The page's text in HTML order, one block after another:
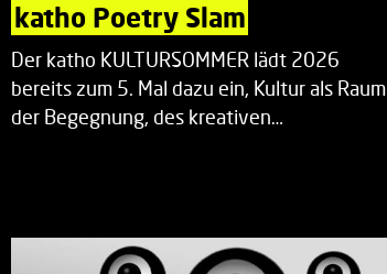
katho Poetry Slam
Der katho KULTURSOMMER lädt 2026
bereits zum 5. Mal dazu ein, Kultur als Raum
der Begegnung, des kreativen…